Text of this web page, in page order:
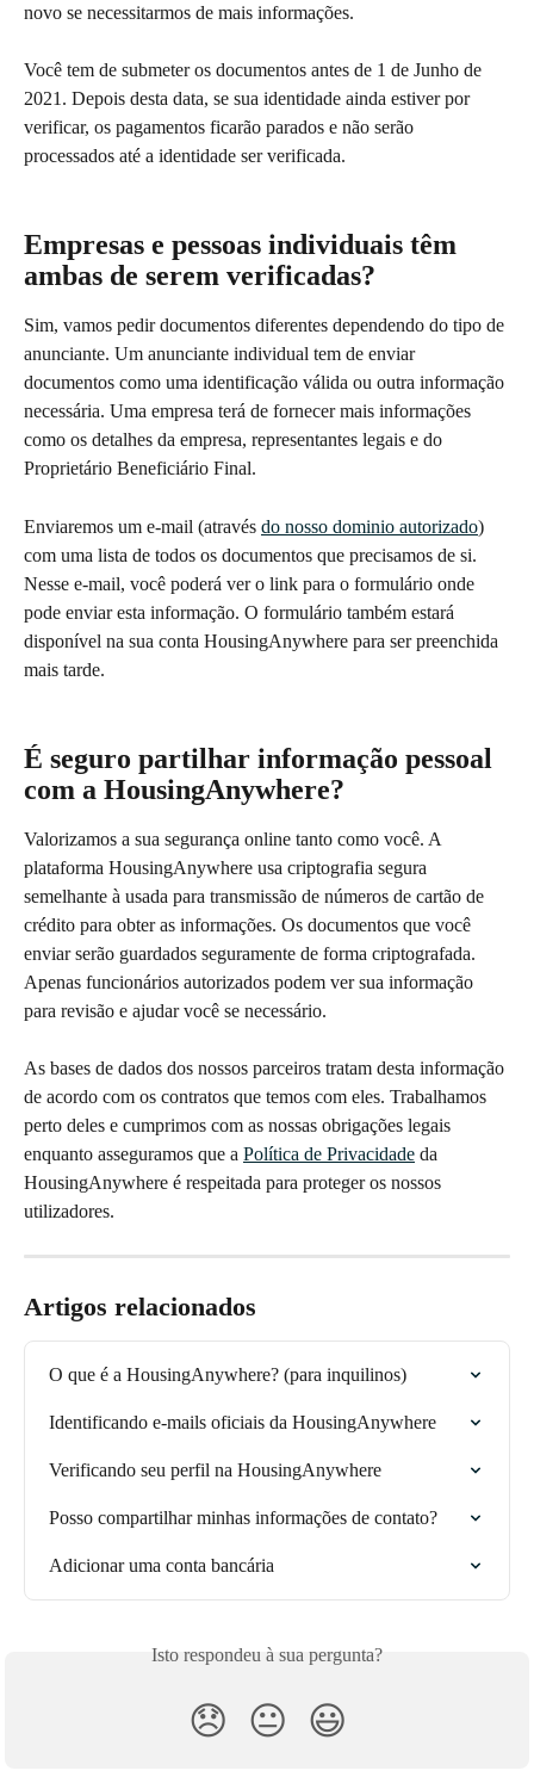
novo se necessitarmos de mais informações.
Você tem de submeter os documentos antes de 1 de Junho de
2021. Depois desta data, se sua identidade ainda estiver por
verificar, os pagamentos ficarão parados e não serão
processados até a identidade ser verificada.
Empresas e pessoas individuais têm
ambas de serem verificadas?
Sim, vamos pedir documentos diferentes dependendo do tipo de
anunciante. Um anunciante individual tem de enviar
documentos como uma identificação válida ou outra informação
necessária. Uma empresa terá de fornecer mais informações
como os detalhes da empresa, representantes legais e do
Proprietário Beneficiário Final.
Enviaremos um e-mail (através do nosso dominio autorizado)
com uma lista de todos os documentos que precisamos de si.
Nesse e-mail, você poderá ver o link para o formulário onde
pode enviar esta informação. O formulário também estará
disponível na sua conta HousingAnywhere para ser preenchida
mais tarde.
É seguro partilhar informação pessoal
com a HousingAnywhere?
Valorizamos a sua segurança online tanto como você. A
plataforma HousingAnywhere usa criptografia segura
semelhante à usada para transmissão de números de cartão de
crédito para obter as informações. Os documentos que você
enviar serão guardados seguramente de forma criptografada.
Apenas funcionários autorizados podem ver sua informação
para revisão e ajudar você se necessário.
As bases de dados dos nossos parceiros tratam desta informação
de acordo com os contratos que temos com eles. Trabalhamos
perto deles e cumprimos com as nossas obrigações legais
enquanto asseguramos que a Política de Privacidade da
HousingAnywhere é respeitada para proteger os nossos
utilizadores.
Artigos relacionados
O que é a HousingAnywhere? (para inquilinos)
Identificando e-mails oficiais da HousingAnywhere
Verificando seu perfil na HousingAnywhere
Posso compartilhar minhas informações de contato?
Adicionar uma conta bancária
Isto respondeu à sua pergunta?
😞 😐 😃